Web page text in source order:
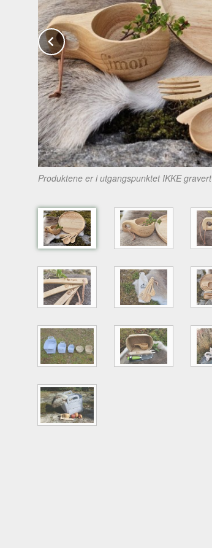
Produktene er i utgangspunktet IKKE gravert
Prev